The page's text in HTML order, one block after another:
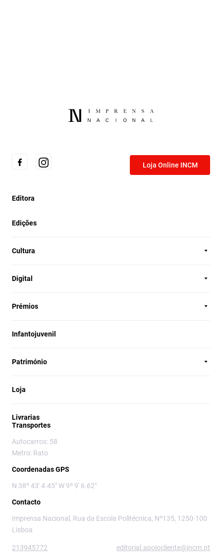
Loja Online INCM
Editora
Edições
Cultura
Digital
Prémios
Infantojuvenil
Património
Loja
Livrarias
Transportes
Autocarros: 58
Metro: Rato
Coordenadas GPS
N 38º 43' 4.45" W 9º 9' 6.62"
Contacto
Imprensa Nacional, Rua da Escola Politécnica, Nº135, 1250-100
Lisboa
213945772 editorial.apoiocliente@incm.pt